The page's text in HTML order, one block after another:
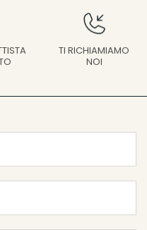
TI RICHIAMIAMO
NOI